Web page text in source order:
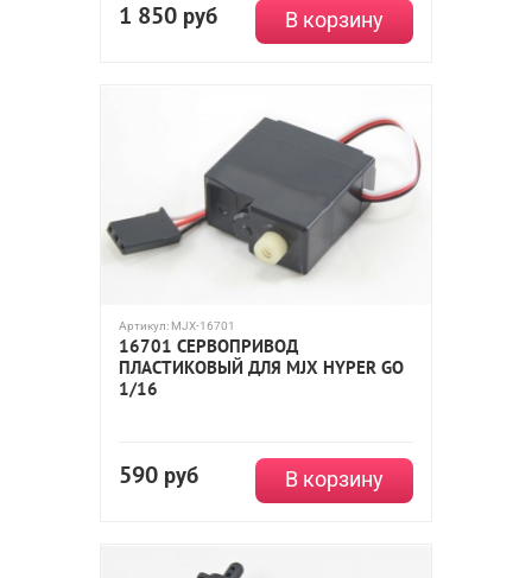
1 850 руб В корзину
Артикул: MJX-16701
16701 СЕРВОПРИВОД
ПЛАСТИКОВЫЙ ДЛЯ MJX HYPER GO
1/16
590 руб В корзину